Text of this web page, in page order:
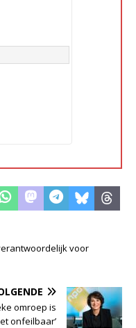
voor
omroep is
onfeilbaar’